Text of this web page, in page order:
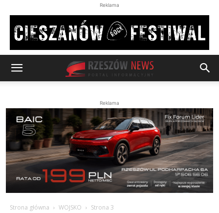
Reklama
Reklama
Strona główna WOJSKO Strona 3